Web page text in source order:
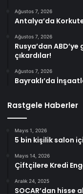
Ağustos 7, 2026
Antalya’da
Ağustos 7, 2026
Rusya’dan
çıkardılar!
Ağustos 7, 2026
Bayraklı’da
Rastgele Haberler
Mayıs 1, 2026
5 bin kişilik salon
Mayıs 14, 2026
Çiftçilere Kredi
Aralık 24, 2025
SOCAR’dan hisse